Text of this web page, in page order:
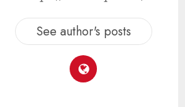
See author's posts